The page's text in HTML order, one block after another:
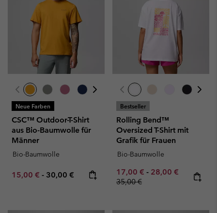
Neue Farben
CSC™ Outdoor-T-Shirt
aus Bio-Baumwolle für
Männer
Bio-Baumwolle
Minimum sale price:
15,00 € - Maximum price:
30,00 €
Bestseller
Rolling Bend™
Oversized T-Shirt mit
Grafik für Frauen
Bio-Baumwolle
Minimum sale price:
17,00 € - Maximum sale
28,00 € Regular
35,00 €